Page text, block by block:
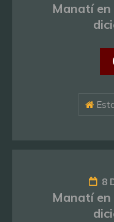
Manatí
8
Manatí